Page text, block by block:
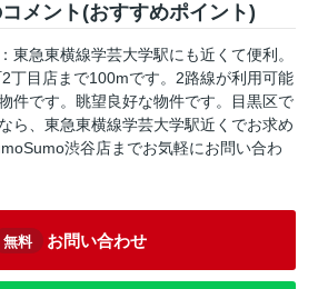
メント(おすすめポイント)
東急東横線学芸大学駅にも近くて便利。
丁目店まで100mです。2路線が利用可能
件です。眺望良好な物件です。目黒区で
ら、東急東横線学芸大学駅近くでお求め
渋谷店までお気軽にお問い合わ
無料 お問い合わせ